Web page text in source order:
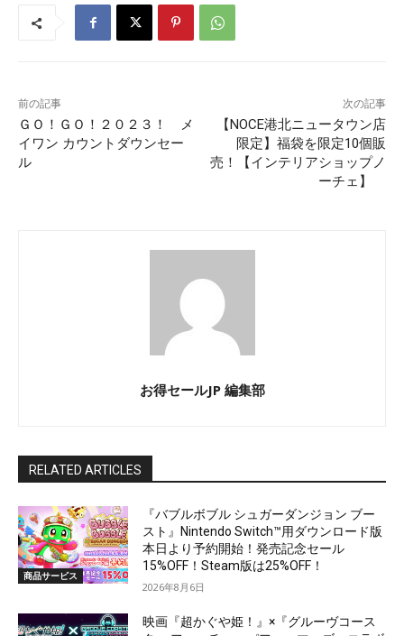
前の記事
ＧＯ！ＧＯ！２０２３！ メ
イワン カウントダウンセー
ル
次の記事
【NOCE港北ニュータウン店
限定】福袋を限定10個販
売！【インテリアショップノ
ーチェ】
お得セールJP 編集部
RELATED ARTICLES
商品サービス
『バブルボブル シュガーダンジョン ブー
スト』Nintendo Switch™用ダウンロード版
本日より予約開始！発売記念セール
15%OFF！Steam版は25%OFF！
2026年8月6日
映画『超かぐや姫！』×『グルーヴコース